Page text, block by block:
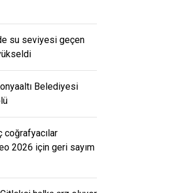
su seviyesi geçen
Belediyesi
coğrafyacılar
2026 için geri sayım